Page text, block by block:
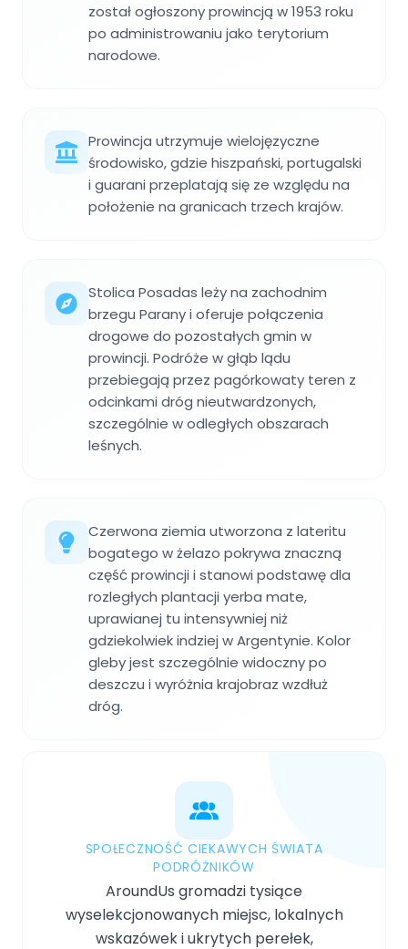
został ogłoszony prowincją w 1953 roku
po administrowaniu jako terytorium
narodowe.
Prowincja utrzymuje wielojęzyczne
środowisko, gdzie hiszpański, portugalski
i guarani przeplatają się ze względu na
położenie na granicach trzech krajów.
Stolica Posadas leży na zachodnim
brzegu Parany i oferuje połączenia
drogowe do pozostałych gmin w
prowincji. Podróże w głąb lądu
przebiegają przez pagórkowaty teren z
odcinkami dróg nieutwardzonych,
szczególnie w odległych obszarach
leśnych.
Czerwona ziemia utworzona z lateritu
bogatego w żelazo pokrywa znaczną
część prowincji i stanowi podstawę dla
rozległych plantacji yerba mate,
uprawianej tu intensywniej niż
gdziekolwiek indziej w Argentynie. Kolor
gleby jest szczególnie widoczny po
deszczu i wyróżnia krajobraz wzdłuż
dróg.
SPOŁECZNOŚĆ CIEKAWYCH ŚWIATA
PODRÓŻNIKÓW
AroundUs gromadzi tysiące
wyselekcjonowanych miejsc, lokalnych
wskazówek i ukrytych perełek,